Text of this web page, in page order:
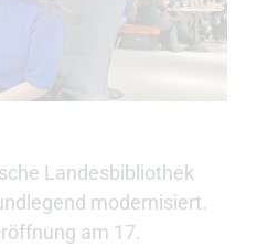
Landesbibliothek
modernisiert.
am 17.